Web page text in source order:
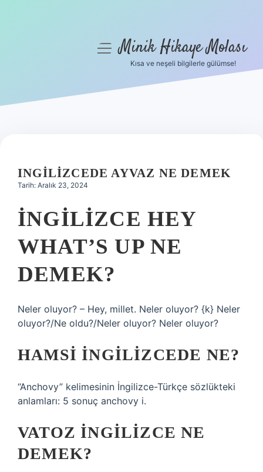
Hakkımızda
menüyüMinik Hikaye Molası
Kısa ve neşeli bilgilerle gülümse!
INGILIZCEDE AYVAZ NE DEMEK
Tarih: Aralık 23, 2024
İNGILIZCE HEY
WHAT’S UP NE
DEMEK?
Neler oluyor? – Hey, millet. Neler oluyor? {k} Neler
oluyor?/Ne oldu?/Neler oluyor? Neler oluyor?
HAMSI INGILIZCEDE NE?
“Anchovy” kelimesinin İngilizce-Türkçe sözlükteki
anlamları: 5 sonuç anchovy i.
VATOZ INGILIZCE NE
DEMEK?